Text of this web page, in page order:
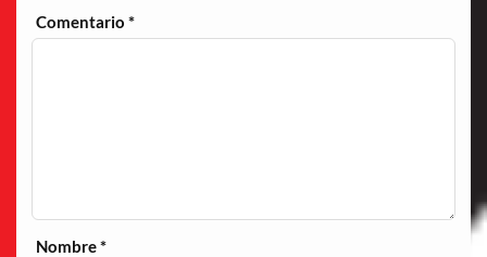
Comentario*
Nombre*